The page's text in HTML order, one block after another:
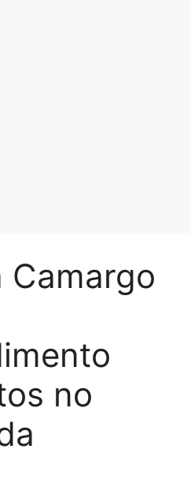
Camargo
no